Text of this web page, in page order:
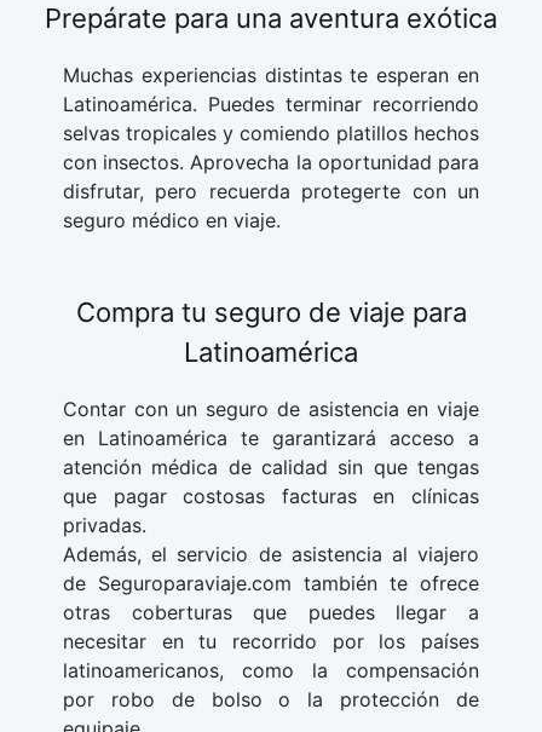
Prepárate para una aventura exótica
Muchas experiencias distintas te esperan en
Latinoamérica. Puedes terminar recorriendo
selvas tropicales y comiendo platillos hechos
con insectos. Aprovecha la oportunidad para
disfrutar, pero recuerda protegerte con un
seguro médico en viaje.
Compra tu seguro de viaje para
Latinoamérica
Contar con un seguro de asistencia en viaje
en Latinoamérica te garantizará acceso a
atención médica de calidad sin que tengas
que pagar costosas facturas en clínicas
privadas.
Además, el servicio de asistencia al viajero
de Seguroparaviaje.com también te ofrece
otras coberturas que puedes llegar a
necesitar en tu recorrido por los países
latinoamericanos, como la compensación
por robo de bolso o la protección de